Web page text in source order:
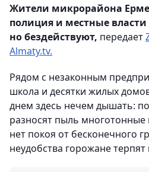
Жители микрорайона
полиция и местные
но бездействуют, передает
Almaty.tv.
Рядом с незаконным
школа и десятки жилых
днем здесь нечем дышать:
разносят пыль
нет покоя от бесконечного
неудобства горожане терпят